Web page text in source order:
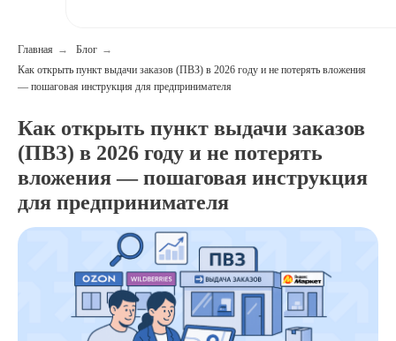
Главная → Блог →
Как открыть пункт выдачи заказов (ПВЗ) в 2026 году и не потерять вложения
— пошаговая инструкция для предпринимателя
Как открыть пункт выдачи заказов
(ПВЗ) в 2026 году и не потерять
вложения — пошаговая инструкция
для предпринимателя